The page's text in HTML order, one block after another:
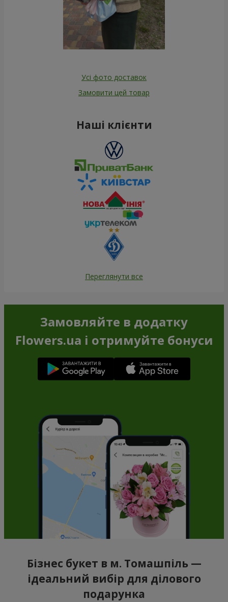
Усі фото доставок
Замовити цей товар
Наші клієнти
Переглянути все
Замовляйте в додатку
Flowers.ua і отримуйте бонуси
Бізнес букет в м. Томашпіль —
ідеальний вибір для ділового
подарунка